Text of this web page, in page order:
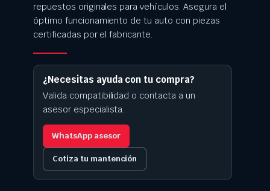
repuestos originales para vehículos. Asegura el
óptimo funcionamiento de tu auto con piezas
certificadas por el fabricante.
¿Necesitas ayuda con tu compra?
Valida compatibilidad o contacta a un
asesor especialista.
WhatsApp asesor
Cotiza tu mantención